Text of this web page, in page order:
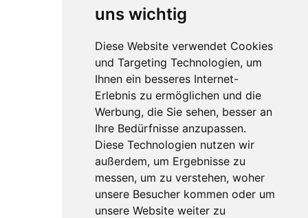
uns wichtig
Diese Website verwendet Cookies
und Targeting Technologien, um
Ihnen ein besseres Internet-
Erlebnis zu ermöglichen und die
Werbung, die Sie sehen, besser an
Ihre Bedürfnisse anzupassen.
Diese Technologien nutzen wir
außerdem, um Ergebnisse zu
messen, um zu verstehen, woher
unsere Besucher kommen oder um
unsere Website weiter zu